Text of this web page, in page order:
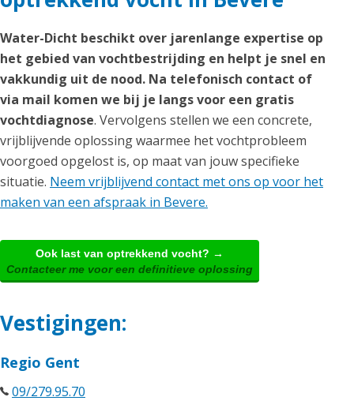
Water-Dicht beschikt over jarenlange expertise op
het gebied van vochtbestrijding en helpt je snel en
vakkundig uit de nood. Na telefonisch contact of
via mail komen we bij je langs voor een gratis
vochtdiagnose. Vervolgens stellen we een concrete,
vrijblijvende oplossing waarmee het vochtprobleem
voorgoed opgelost is, op maat van jouw specifieke
situatie. Neem vrijblijvend contact met ons op voor het
maken van een afspraak in Bevere.
Ook last van optrekkend vocht? →
Contacteer me voor een definitieve oplossing
Vestigingen:
Regio Gent
09/279.95.70